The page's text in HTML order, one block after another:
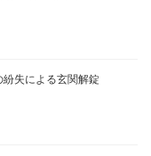
紛失による玄関解錠